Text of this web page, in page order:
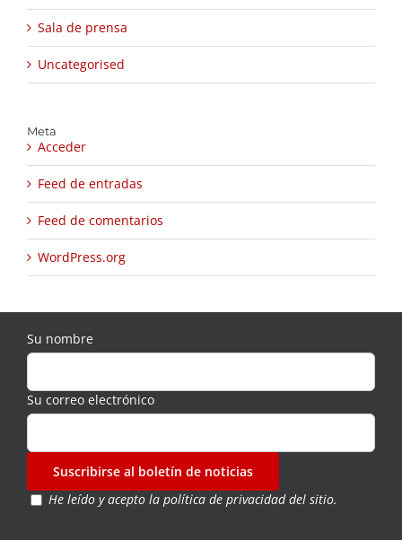
Sala de prensa
Uncategorised
Meta
Acceder
Feed de entradas
Feed de comentarios
WordPress.org
Su nombre
Su correo electrónico
He leído y acepto la política de privacidad del sitio.